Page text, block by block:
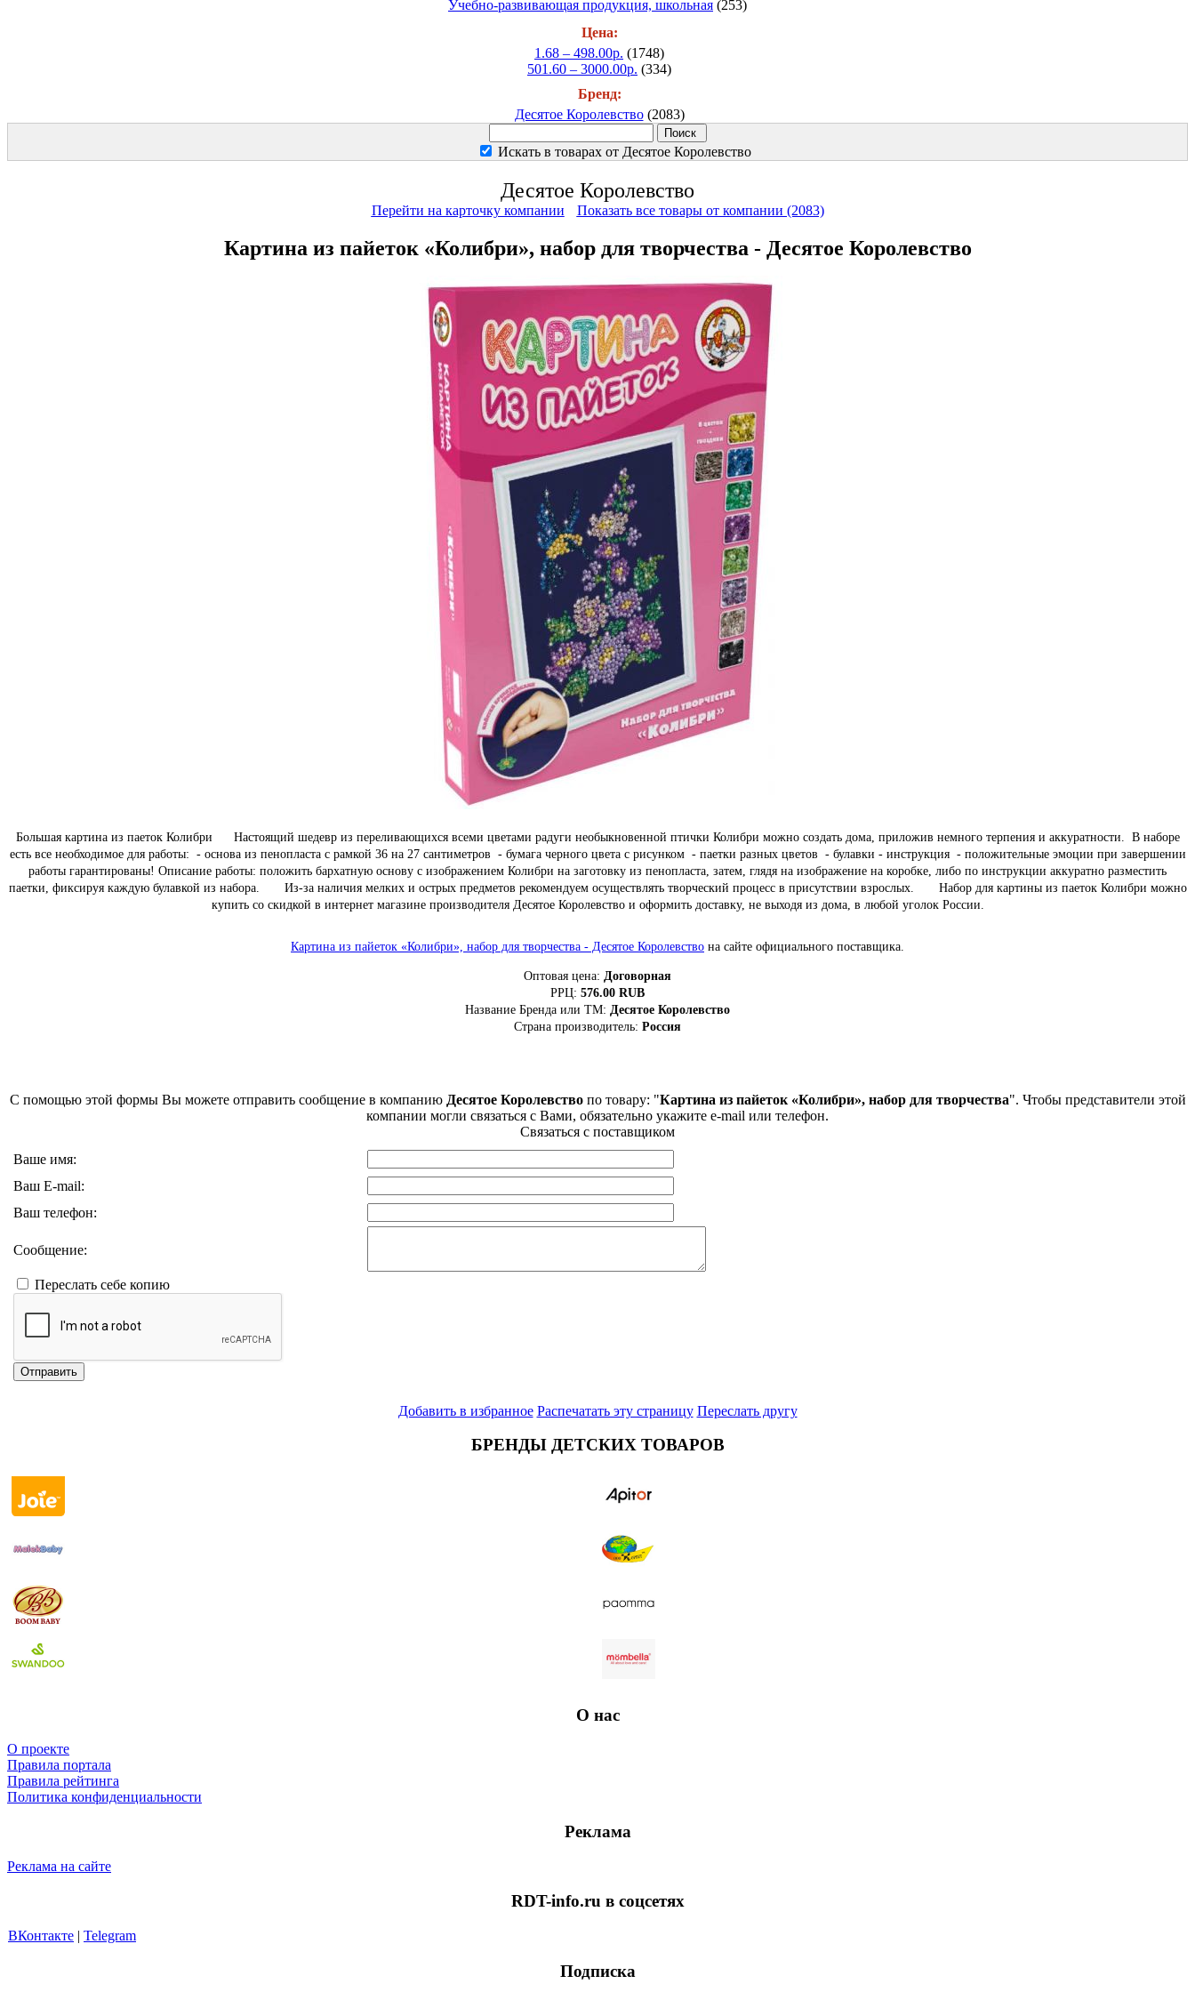
Учебно-развивающая продукция, школьная (253)
Цена:
1.68 – 498.00р. (1748)
501.60 – 3000.00р. (334)
Бренд:
Десятое Королевство (2083)
Искать в товарах от Десятое Королевство
Десятое Королевство
Перейти на карточку компании Показать все товары от компании (2083)
Картина из пайеток «Колибри», набор для творчества - Десятое Королевство
Большая картина из паеток Колибри Настоящий шедевр из переливающихся всеми цветами радуги необыкновенной птички Колибри можно создать дома, приложив немного терпения и аккуратности. В наборе
есть все необходимое для работы: - основа из пенопласта с рамкой 36 на 27 сантиметров - бумага черного цвета с рисунком - паетки разных цветов - булавки - инструкция - положительные эмоции при завершении
работы гарантированы! Описание работы: положить бархатную основу с изображением Колибри на заготовку из пенопласта, затем, глядя на изображение на коробке, либо по инструкции аккуратно разместить
паетки, фиксируя каждую булавкой из набора. Из-за наличия мелких и острых предметов рекомендуем осуществлять творческий процесс в присутствии взрослых. Набор для картины из паеток Колибри можно
купить со скидкой в интернет магазине производителя Десятое Королевство и оформить доставку, не выходя из дома, в любой уголок России.
Картина из пайеток «Колибри», набор для творчества - Десятое Королевство на сайте официального поставщика.
Оптовая цена: Договорная
РРЦ: 576.00 RUB
Название Бренда или ТМ: Десятое Королевство
Страна производитель: Россия
С помощью этой формы Вы можете отправить сообщение в компанию Десятое Королевствопо товару: "Картина из пайеток «Колибри», набор для творчества". Чтобы представители этой
компании могли связаться с Вами, обязательно укажите e-mail или телефон.
Связаться с поставщиком
Ваше имя:
Ваш E-mail:
Ваш телефон:
Сообщение:
Переслать себе копию
Отправить
Добавить в избранное Распечатать эту страницу Переслать другу
БРЕНДЫ ДЕТСКИХ ТОВАРОВ
О нас
О проекте
Правила портала
Правила рейтинга
Политика конфиденциальности
Реклама
Реклама на сайте
RDT-info.ru в соцсетях
ВКонтакте | Telegram
Подписка